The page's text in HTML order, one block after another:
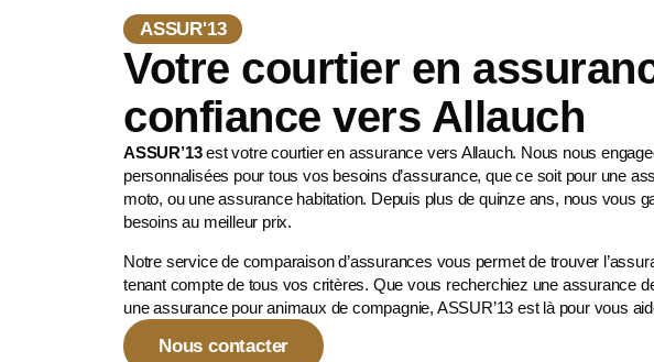
ASSUR'13
Votre courtier en
confiance vers Allauch
ASSUR’13est votre courtier en assurance vers Allauch. Nous nous
personnalisées pour tous vos besoins d’assurance, que ce soit pour une
moto, ou une assurance habitation. Depuis plus de quinze ans, nous vous
besoins au meilleur prix.
Notre service de comparaison d’assurances vous permet de trouver
tenant compte de tous vos critères. Que vous recherchiez une assurance
uneassurance pour animaux de compagnie, ASSUR’13 est là pour vous
Nous contacter